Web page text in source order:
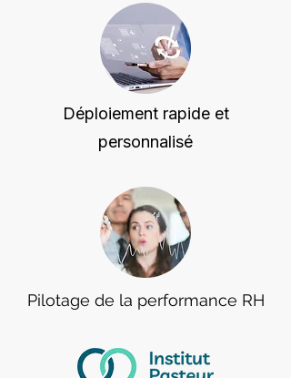
Déploiement rapide et
personnalisé
Pilotage de la performance RH